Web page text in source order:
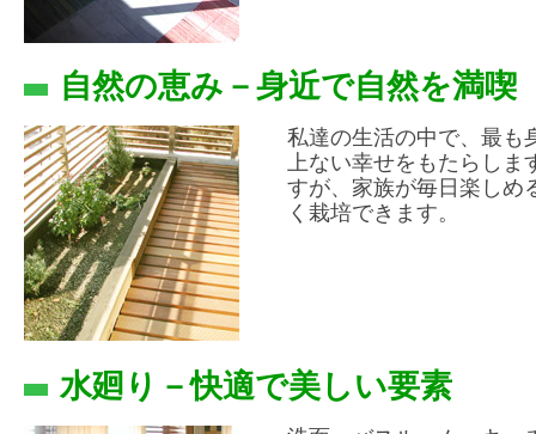
自然の恵み－身近で自然を満喫
私達の生活の中で、最も
上ない幸せをもたらしま
すが、家族が毎日楽しめ
く栽培できます。
水廻り－快適で美しい要素